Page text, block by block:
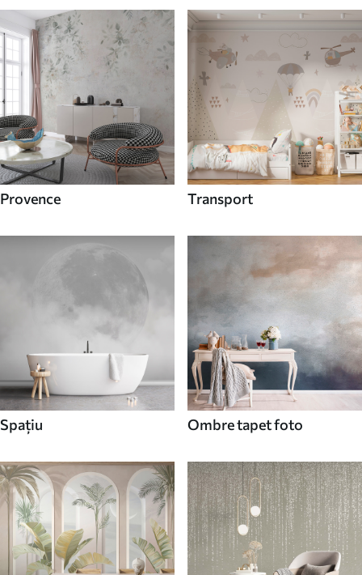
Provence Transport
Spaţiu Ombre tapet foto